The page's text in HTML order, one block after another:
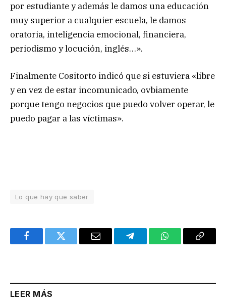
por estudiante y además le damos una educación
muy superior a cualquier escuela, le damos
oratoria, inteligencia emocional, financiera,
periodismo y locución, inglés…».
Finalmente Cositorto indicó que si estuviera «libre
y en vez de estar incomunicado, ovbiamente
porque tengo negocios que puedo volver operar, le
puedo pagar a las víctimas».
Lo que hay que saber
FacebookTwitter Email TelegramWhatsAppCopy
LEER MÁS